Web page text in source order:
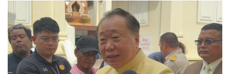
ในกรอบระยะเวลา 48 ชั่วโมง ที่ยังสามารถเอาตัวสีกากอล์ฟออก
มาสอบปาก